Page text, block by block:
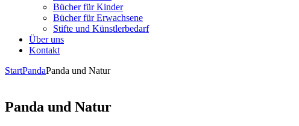
Bücher für Kinder
Bücher für Erwachsene
Stifte und Künstlerbedarf
Über uns
Kontakt
StartPandaPanda und Natur
Panda und Natur